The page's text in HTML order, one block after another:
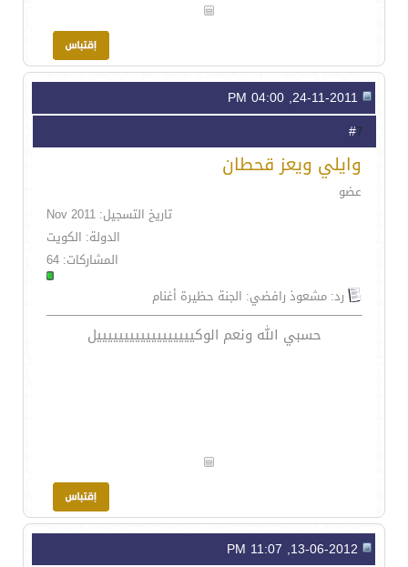
7
وايلي ويعز قحطان
عضو
تاريخ التسجيل: Nov 2011
الدولة: الكويت
المشاركات: 64
رد: مشعوذ رافضي: الجنة حظيرة أغنام
حسبي الله ونعم الوكييييييييييييييييييل